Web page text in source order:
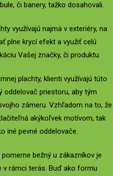
či banery, tažko dosahovali.
využívajú najmä v exteriéry, na
plne krycí efekt a využiť celú
Vašej značky, či produktu.
plachty, klienti využívajú túto
oddelovač priestoru, aby tým
zámeru. Vzhľadom na to, že
akýkoľvek motívom, tak
iné pevné oddelovače.
bežný u zákazníkov je
v rámci terás. Buď ako formu